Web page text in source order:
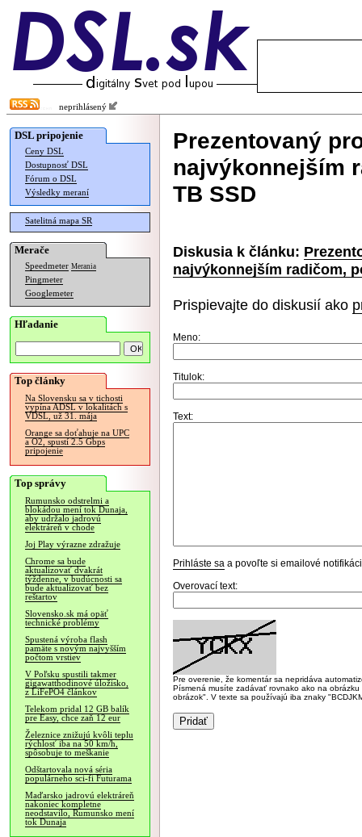
neprihlásený
DSL pripojenie
Ceny DSL
Dostupnosť DSL
Fórum o DSL
Výsledky meraní
Satelitná mapa SR
Merače
Speedmeter Merania
Pingmeter
Googlemeter
Hľadanie
Top články
Na Slovensku sa v tichosti
vypína ADSL v lokalitách s
VDSL, už 31. mája
Orange sa doťahuje na UPC
a O2, spustí 2.5 Gbps
pripojenie
Top správy
Rumunsko odstrelmi a
blokádou mení tok Dunaja,
aby udržalo jadrovú
elektráreň v chode
Joj Play výrazne zdražuje
Chrome sa bude
aktualizovať dvakrát
týždenne, v budúcnosti sa
bude aktualizovať bez
reštartov
Slovensko.sk má opäť
technické problémy
Spustená výroba flash
pamäte s novým najvyšším
počtom vrstiev
V Poľsku spustili takmer
gigawatthodinové úložisko,
z LiFePO4 článkov
Telekom pridal 12 GB balík
pre Easy, chce zaň 12 eur
Železnice znižujú kvôli teplu
rýchlosť iba na 50 km/h,
spôsobuje to meškanie
Odštartovala nová séria
populárneho sci-fi Futurama
Maďarsko jadrovú elektráreň
nakoniec kompletne
neodstavilo, Rumunsko mení
tok Dunaja
Prezentovaný
najvýkonnejším
TB SSD
Diskusia k článku:
najvýkonnejším radičom,
Prispievajte do diskusií ako
Meno:
Titulok:
Text:
Prihláste sa a povoľte si emailové
Overovací text:
Pre overenie, že komentár sa nepridáva
Písmená musíte zadávať rovnako ako na
obrázok". V texte sa používajú iba znaky